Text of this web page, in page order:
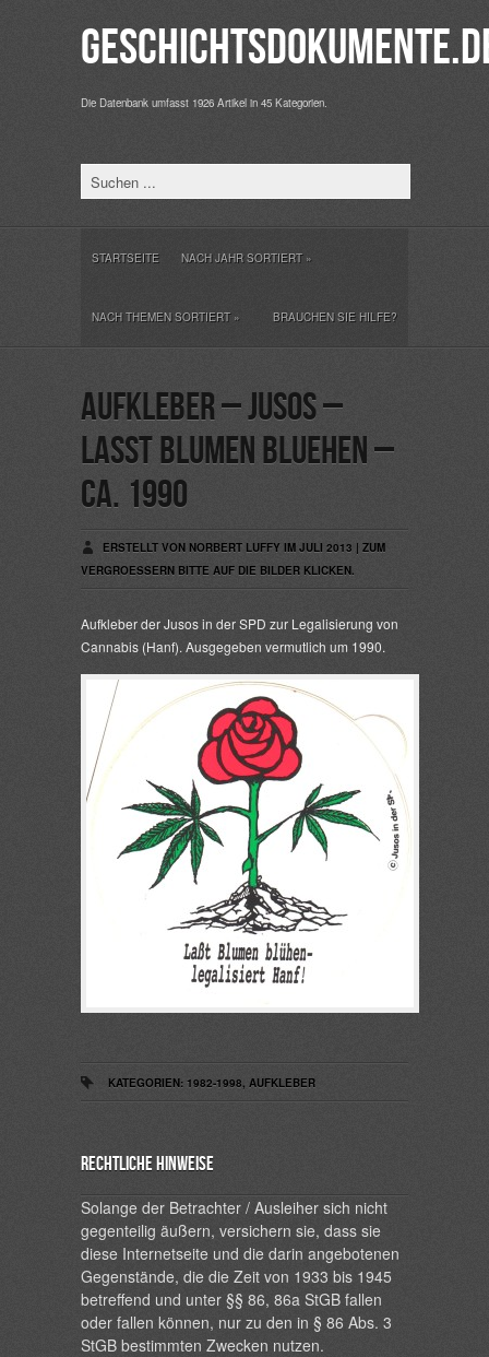
Die Datenbank umfasst 1926 Artikel in 45 Kategorien.
STARTSEITE NACH JAHR SORTIERT»
NACH THEMEN SORTIERT» BRAUCHEN SIE HILFE?
Aufkleber – JUSOS –
LASST BLUMEN BLUEHEN –
ca. 1990
ERSTELLT VON NORBERT LUFFY IM JULI 2013 | ZUM
VERGROESSERN BITTE AUF DIE BILDER KLICKEN.
Aufkleber der Jusos in der SPD zur Legalisierung von
Cannabis (Hanf). Ausgegeben vermutlich um 1990.
KATEGORIEN: 1982-1998, AUFKLEBER
Rechtliche Hinweise
Solange der Betrachter / Ausleiher sich nicht
gegenteilig äußern, versichern sie, dass sie
diese Internetseite und die darin angebotenen
Gegenstände, die die Zeit von 1933 bis 1945
betreffend und unter §§ 86, 86a StGB fallen
oder fallen können, nur zu den in § 86 Abs. 3
StGB bestimmten Zwecken nutzen.